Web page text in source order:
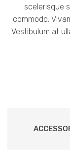
scelerisque
commodo.
Vestibulum at